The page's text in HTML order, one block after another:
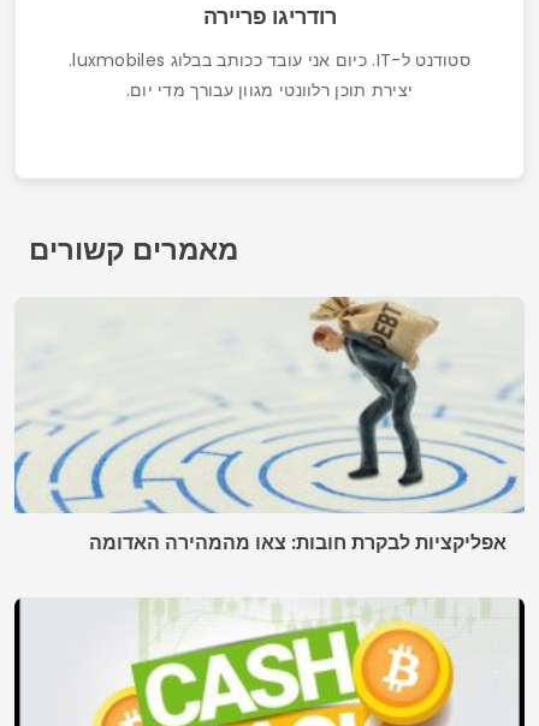
רודריגו פריירה
סטודנט ל-IT. כיום אני עובד ככותב בבלוג luxmobiles.
יצירת תוכן רלוונטי מגוון עבורך מדי יום.
מאמרים קשורים
אפליקציות לבקרת חובות: צאו מהמהירה האדומה